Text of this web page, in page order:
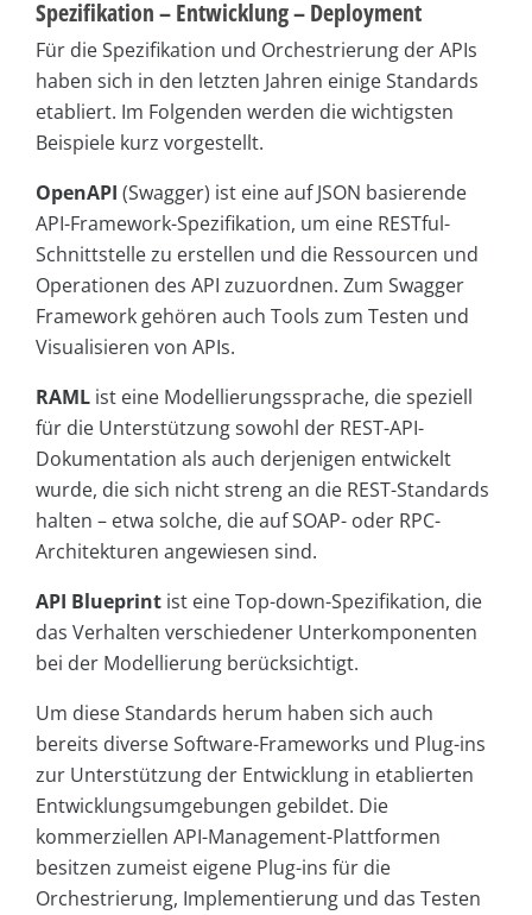
Spezifikation – Entwicklung – Deployment
Für die Spezifikation und Orchestrierung der APIs
haben sich in den letzten Jahren einige Standards
etabliert. Im Folgenden werden die wichtigsten
Beispiele kurz vorgestellt.
OpenAPI (Swagger) ist eine auf JSON basierende
API-Framework-Spezifikation, um eine RESTful-
Schnittstelle zu erstellen und die Ressourcen und
Operationen des API zuzuordnen. Zum Swagger
Framework gehören auch Tools zum Testen und
Visualisieren von APIs.
RAML ist eine Modellierungssprache, die speziell
für die Unterstützung sowohl der REST-API-
Dokumentation als auch derjenigen entwickelt
wurde, die sich nicht streng an die REST-Standards
halten – etwa solche, die auf SOAP- oder RPC-
Architekturen angewiesen sind.
API Blueprint ist eine Top-down-Spezifikation, die
das Verhalten verschiedener Unterkomponenten
bei der Modellierung berücksichtigt.
Um diese Standards herum haben sich auch
bereits diverse Software-Frameworks und Plug-ins
zur Unterstützung der Entwicklung in etablierten
Entwicklungsumgebungen gebildet. Die
kommerziellen API-Management-Plattformen
besitzen zumeist eigene Plug-ins für die
Orchestrierung, Implementierung und das Testen